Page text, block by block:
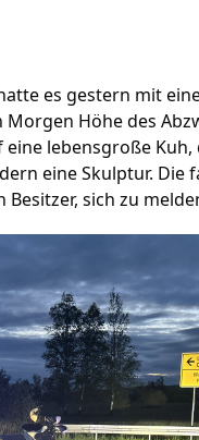
es gestern mit
Höhe des
lebensgroße
eine Skulptur.
sich zu